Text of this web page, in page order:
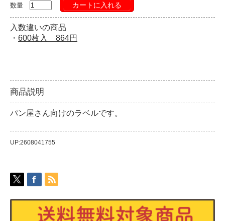
数量 カートに入れる
入数違いの商品
・ 600枚入 864円
商品説明
パン屋さん向けのラベルです。
UP:2608041755